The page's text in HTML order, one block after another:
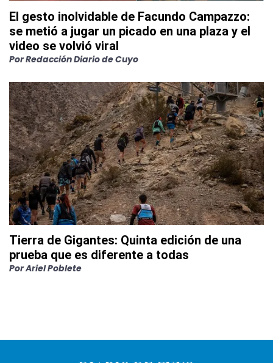
El gesto inolvidable de Facundo Campazzo:
se metió a jugar un picado en una plaza y el
video se volvió viral
PorRedacción Diario de Cuyo
Tierra de Gigantes: Quinta edición de una
prueba que es diferente a todas
PorAriel Poblete